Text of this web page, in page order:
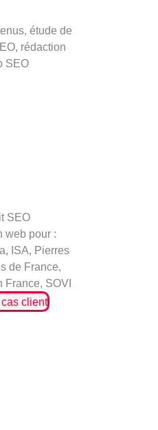
étude de
rédaction
SEO
SEO
web pour :
ISA, Pierres
de France,
France, SOVI
client